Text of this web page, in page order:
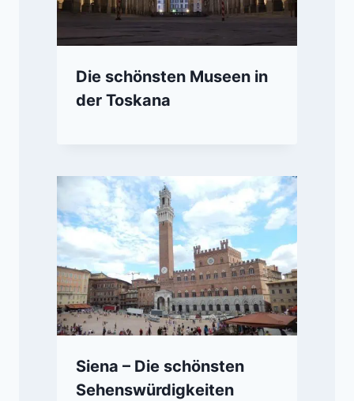
Die schönsten Museen in
der Toskana
Siena – Die schönsten
Sehenswürdigkeiten